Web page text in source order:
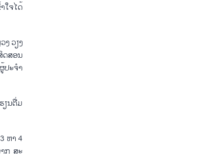
ໃຈໄດ້
ວຽງ​
ດ​ສອນ​​
ປະ​ຈຳ​
ຽນ​​ຕື່ມ​
ຫາ 4
ກ ສະ​